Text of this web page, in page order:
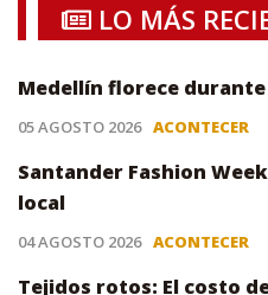
LO MÁS
Medellín florece
05 AGOSTO 2026 ACONTECER
Santander Fashion
local
04 AGOSTO 2026 ACONTECER
Tejidos rotos: El costo